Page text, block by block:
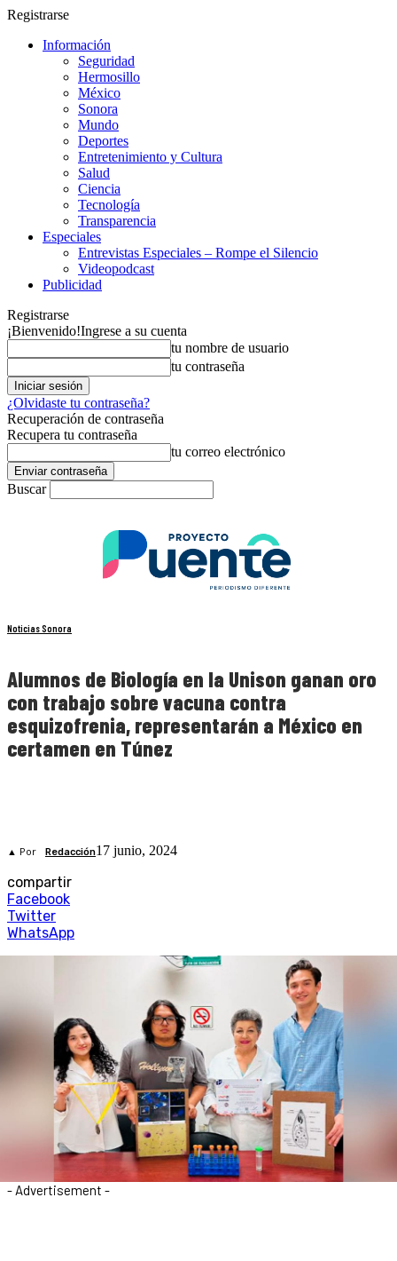
Registrarse
Información
Seguridad
Hermosillo
México
Sonora
Mundo
Deportes
Entretenimiento y Cultura
Salud
Ciencia
Tecnología
Transparencia
Especiales
Entrevistas Especiales – Rompe el Silencio
Videopodcast
Publicidad
Registrarse
¡Bienvenido!Ingrese a su cuenta
tu nombre de usuario
tu contraseña
¿Olvidaste tu contraseña?
Recuperación de contraseña
Recupera tu contraseña
tu correo electrónico
Buscar
Noticias Sonora
Alumnos de Biología en la Unison ganan oro
con trabajo sobre vacuna contra
esquizofrenia, representarán a México en
certamen en Túnez
▲ Por Redacción17 junio, 2024
compartir
Facebook
Twitter
WhatsApp
- Advertisement -